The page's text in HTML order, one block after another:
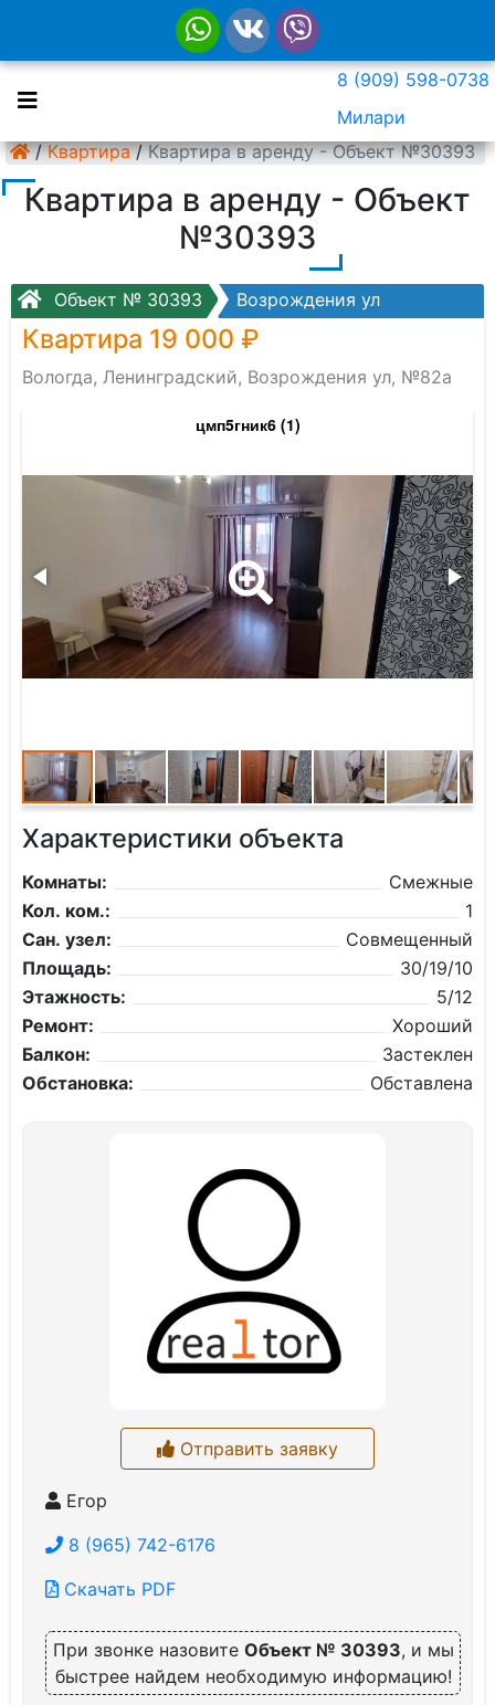
8 (909) 598-0738
Милари
/ Квартира / Квартира в аренду - Объект №30393
Квартира в аренду - Объект
№30393
Объект № 30393 Возрождения ул
Квартира 19 000 ₽
Вологда, Ленинградский, Возрождения ул, №82а
цмп5гник6 (1)
Характеристики объекта
Комнаты:
Смежные
Кол. ком.:
1
Сан. узел:
Совмещенный
Площадь:
30/19/10
Этажность:
5/12
Ремонт:
Хороший
Балкон:
Застеклен
Обстановка:
Обставлена
Отправить заявку
Егор
8 (965) 742-6176
Скачать PDF
При звонке назовите Объект № 30393, и мы
быстрее найдем необходимую информацию!